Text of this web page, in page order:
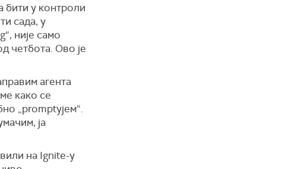
бити у контроли
сада, у
није само
четбота. Ово је
агента
како се
„promptујем“.
ја
на Ignite-у